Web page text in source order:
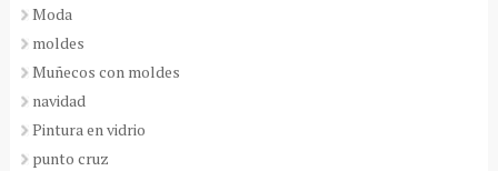
Moda
moldes
Muñecos con moldes
navidad
Pintura en vidrio
punto cruz